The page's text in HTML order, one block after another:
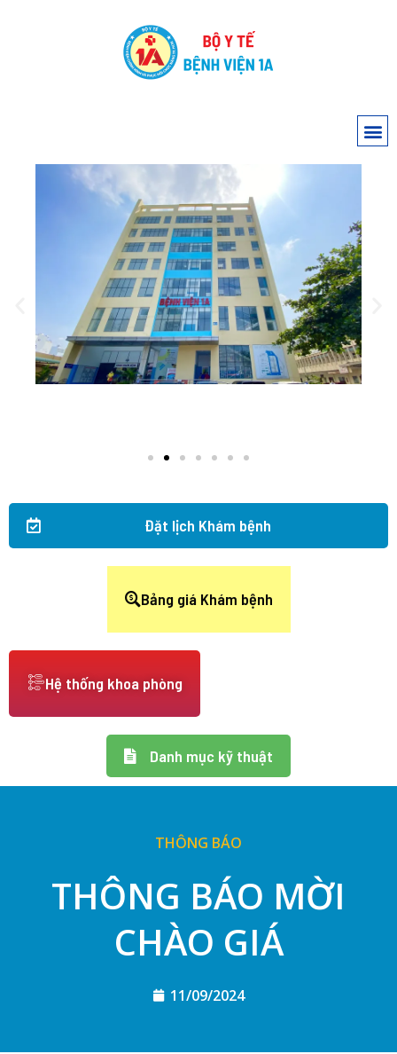
Đặt lịch Khám bệnh
Bảng giá Khám bệnh
Hệ thống khoa phòng
Danh mục kỹ thuật
THÔNG BÁO
THÔNG BÁO MỜI
CHÀO GIÁ
11/09/2024